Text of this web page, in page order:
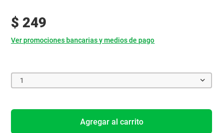
$ 249
Ver promociones bancarias y medios de pago
1
Agregar al carrito